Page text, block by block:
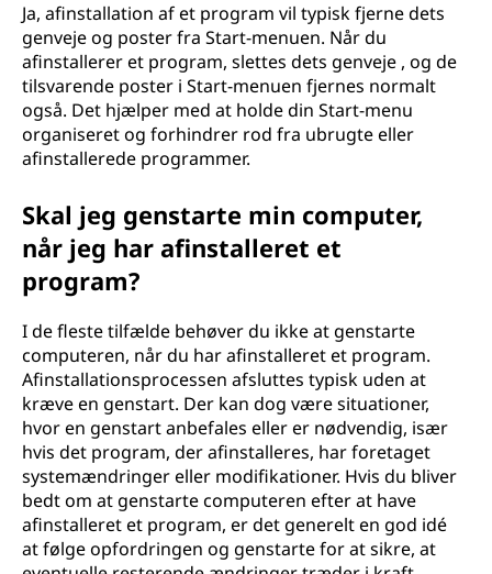
Ja, afinstallation af et program vil typisk fjerne dets
genveje og poster fra Start-menuen. Når du
afinstallerer et program, slettes dets genveje , og de
tilsvarende poster i Start-menuen fjernes normalt
også. Det hjælper med at holde din Start-menu
organiseret og forhindrer rod fra ubrugte eller
afinstallerede programmer.
Skal jeg genstarte min computer,
når jeg har afinstalleret et
program?
I de fleste tilfælde behøver du ikke at genstarte
computeren, når du har afinstalleret et program.
Afinstallationsprocessen afsluttes typisk uden at
kræve en genstart. Der kan dog være situationer,
hvor en genstart anbefales eller er nødvendig, især
hvis det program, der afinstalleres, har foretaget
systemændringer eller modifikationer. Hvis du bliver
bedt om at genstarte computeren efter at have
afinstalleret et program, er det generelt en god idé
at følge opfordringen og genstarte for at sikre, at